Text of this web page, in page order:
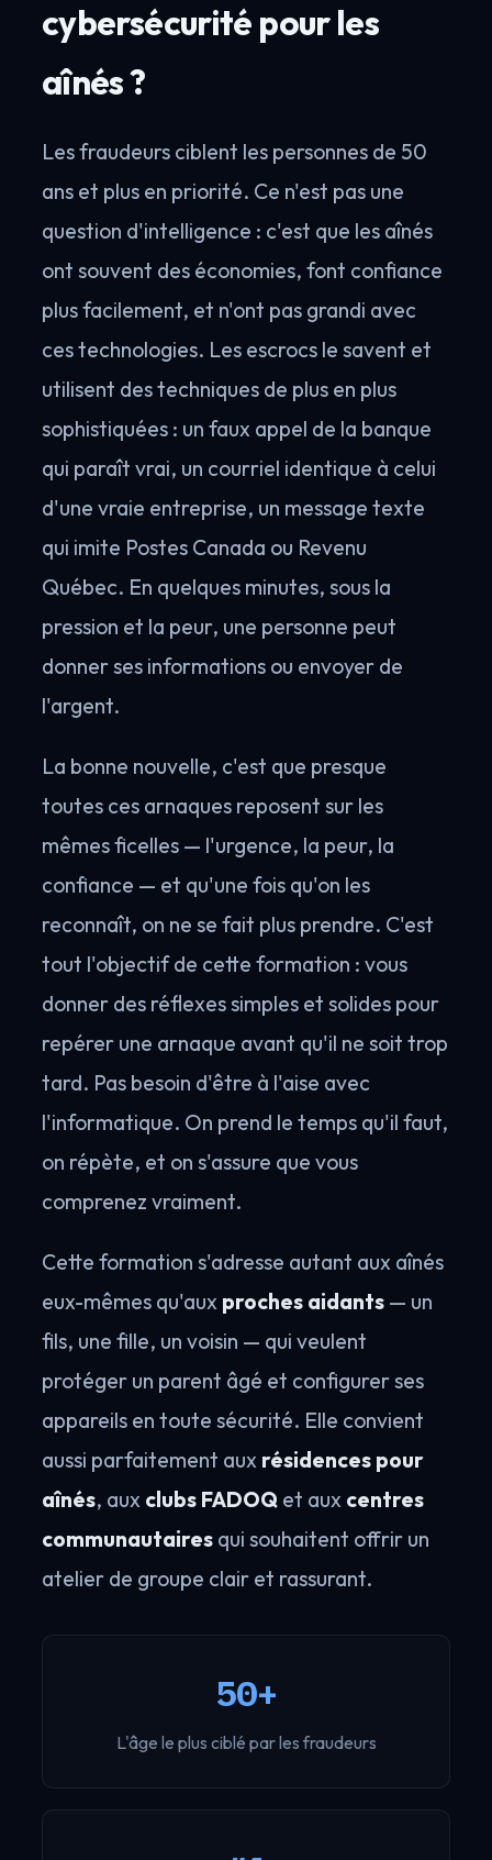
cybersécurité pour les
aînés ?
Les fraudeurs ciblent les personnes de 50
ans et plus en priorité. Ce n'est pas une
question d'intelligence : c'est que les aînés
ont souvent des économies, font confiance
plus facilement, et n'ont pas grandi avec
ces technologies. Les escrocs le savent et
utilisent des techniques de plus en plus
sophistiquées : un faux appel de la banque
qui paraît vrai, un courriel identique à celui
d'une vraie entreprise, un message texte
qui imite Postes Canada ou Revenu
Québec. En quelques minutes, sous la
pression et la peur, une personne peut
donner ses informations ou envoyer de
l'argent.
La bonne nouvelle, c'est que presque
toutes ces arnaques reposent sur les
mêmes ficelles — l'urgence, la peur, la
confiance — et qu'une fois qu'on les
reconnaît, on ne se fait plus prendre. C'est
tout l'objectif de cette formation : vous
donner des réflexes simples et solides pour
repérer une arnaque avant qu'il ne soit trop
tard. Pas besoin d'être à l'aise avec
l'informatique. On prend le temps qu'il faut,
on répète, et on s'assure que vous
comprenez vraiment.
Cette formation s'adresse autant aux aînés
eux-mêmes qu'aux proches aidants — un
fils, une fille, un voisin — qui veulent
protéger un parent âgé et configurer ses
appareils en toute sécurité. Elle convient
aussi parfaitement aux résidences pour
aînés, aux clubs FADOQ et aux centres
communautaires qui souhaitent offrir un
atelier de groupe clair et rassurant.
50+
L'âge le plus ciblé par les fraudeurs